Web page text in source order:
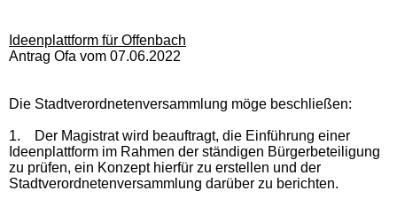
Ideenplattform für Offenbach
Antrag Ofa vom 07.06.2022
Die Stadtverordnetenversammlung möge beschließen:
1.
Der Magistrat wird beauftragt, die Einführung einer
Ideenplattform im Rahmen der ständigen Bürgerbeteiligung
zu prüfen, ein Konzept hierfür zu erstellen und der
Stadtverordnetenversammlung darüber zu berichten.